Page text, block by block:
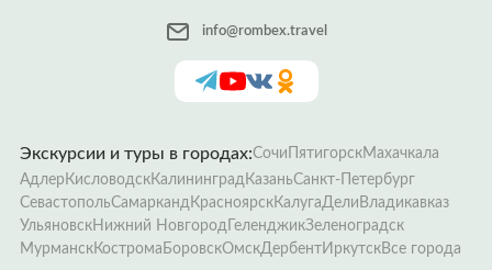
info@rombex.travel
Экскурсии и туры в городах:Сочи ПятигорскМахачкала
Адлер КисловодскКалининград КазаньСанкт-Петербург
СевастопольСамарканд КрасноярскКалугаДели Владикавказ
УльяновскНижний Новгород ГеленджикЗеленоградск
МурманскКострома БоровскОмскДербентИркутскВсе города